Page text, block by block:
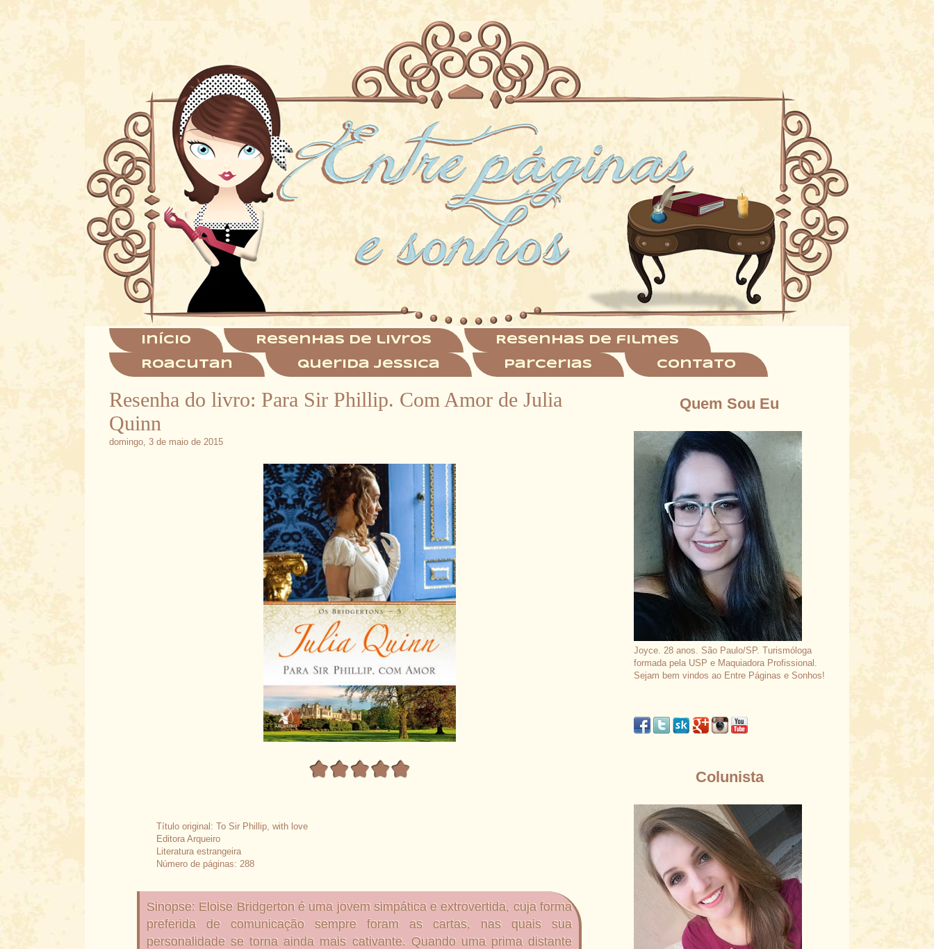
Início Resenhas de livros Resenhas de filmes
Roacutan Querida Jessica Parcerias Contato
Resenha do livro: Para Sir Phillip. Com Amor de Julia
Quinn
domingo, 3 de maio de 2015
Título original: To Sir Phillip, with love
Editora Arqueiro
Literatura estrangeira
Número de páginas: 288
Sinopse: Eloise Bridgerton é uma jovem simpática e extrovertida, cuja forma
preferida de comunicação sempre foram as cartas, nas quais sua
personalidade se torna ainda mais cativante. Quando uma prima distante
Quem Sou Eu
Joyce. 28 anos. São Paulo/SP. Turismóloga
formada pela USP e Maquiadora Profissional.
Sejam bem vindos ao Entre Páginas e Sonhos!
Colunista